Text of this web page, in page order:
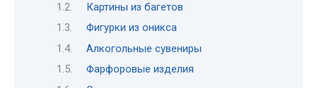
Картины из багетов
Фигурки из оникса
Алкогольные сувениры
Фарфоровые изделия